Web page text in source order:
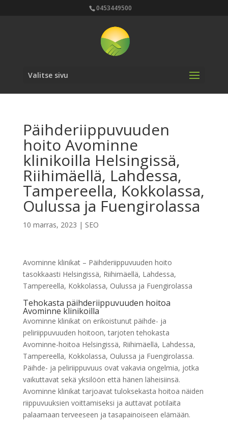
0453449500
Valitse sivu
Päihderiippuvuuden
hoito Avominne
klinikoilla Helsingissä,
Riihimäellä, Lahdessa,
Tampereella, Kokkolassa,
Oulussa ja Fuengirolassa
10 marras, 2023 | SEO
Avominne klinikat – Päihderiippuvuuden hoito
tasokkaasti Helsingissä, Riihimäellä, Lahdessa,
Tampereella, Kokkolassa, Oulussa ja Fuengirolassa
Tehokasta päihderiippuvuuden hoitoa
Avominne klinikoilla
Avominne klinikat on erikoistunut päihde- ja
peliriippuvuuden hoitoon, tarjoten tehokasta
Avominne-hoitoa Helsingissä, Riihimäellä, Lahdessa,
Tampereella, Kokkolassa, Oulussa ja Fuengirolassa.
Päihde- ja peliriippuvuus ovat vakavia ongelmia, jotka
vaikuttavat sekä yksilöön että hänen läheisiinsä.
Avominne klinikat tarjoavat tuloksekasta hoitoa näiden
riippuvuuksien voittamiseksi ja auttavat potilaita
palaamaan terveeseen ja tasapainoiseen elämään.